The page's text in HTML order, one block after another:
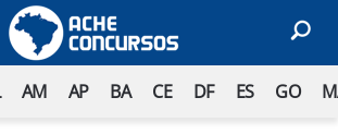
AM AP BA CE DF ES GO